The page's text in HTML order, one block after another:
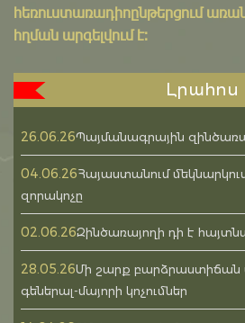
հեռուստառադիոընթերցում
հղման արգելվում է:
Լրահոս
26.06.26Պայմանագրային
04.06.26Հայաստանում
զորակոչը
02.06.26Զինծառայողի դի է
28.05.26Մի շարք բարձրաստիճան
գեներալ-մայորի կոչումներ